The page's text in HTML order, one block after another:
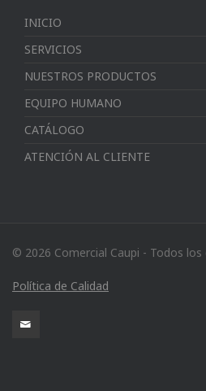
INICIO
SERVICIOS
NUESTROS PRODUCTOS
EQUIPO HUMANO
CATÁLOGO
ATENCIÓN AL CLIENTE
© 2026 Comercial Caupi - Todos
Política de Calidad